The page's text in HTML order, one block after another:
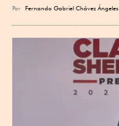
Por Fernando Gabriel Chávez Ángeles